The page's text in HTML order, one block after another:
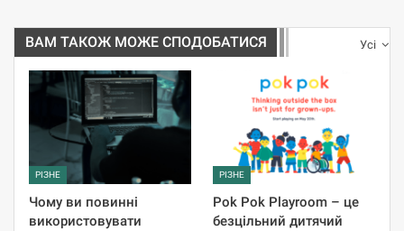
Усі
ВАМ ТАКОЖ МОЖЕ СПОДОБАТИСЯ
РІЗНЕ
Чому ви повинні
використовувати
РІЗНЕ
Pok Pok Playroom – це
безцільний дитячий